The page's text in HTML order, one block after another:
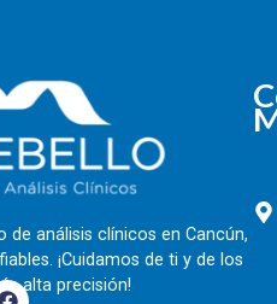
de análisis clínicos en Cancún,
¡Cuidamos de ti y de los
alta precisión!